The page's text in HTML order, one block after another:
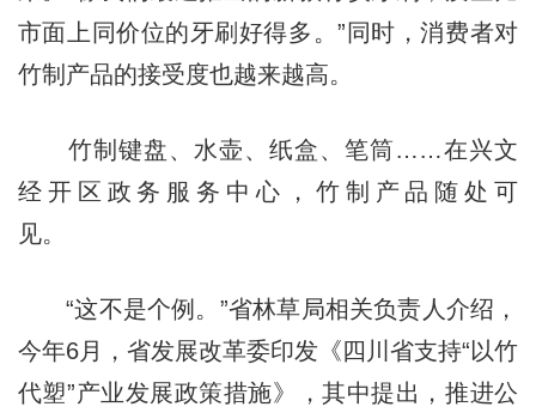
市面上同价位的牙刷好得多。”同时，消费者对
竹制产品的接受度也越来越高。
竹制键盘、水壶、纸盒、笔筒……在兴文
经开区政务服务中心，竹制产品随处可
见。
“这不是个例。”省林草局相关负责人介绍，
今年6月，省发展改革委印发《四川省支持“以竹
代塑”产业发展政策措施》，其中提出，推进公